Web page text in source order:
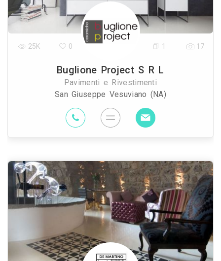
Buglione Project S R L
Pavimenti e Rivestimenti
San Giuseppe Vesuviano (NA)
25K 0 1 17